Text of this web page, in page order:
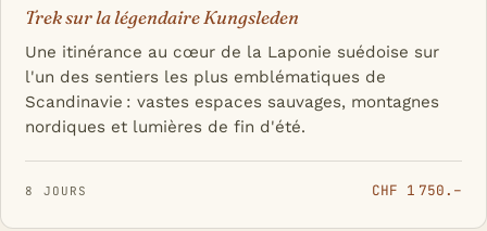
Trek sur la légendaire Kungsleden
Une itinérance au cœur de la Laponie suédoise sur
l'un des sentiers les plus emblématiques de
Scandinavie : vastes espaces sauvages, montagnes
nordiques et lumières de fin d'été.
8 JOURS CHF 1 750.–